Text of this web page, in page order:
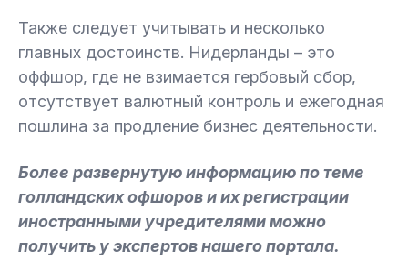
Также следует учитывать и несколько
главных достоинств. Нидерланды – это
оффшор, где не взимается гербовый сбор,
отсутствует валютный контроль и ежегодная
пошлина за продление бизнес деятельности.
Более развернутую информацию по теме
голландских офшоров и их регистрации
иностранными учредителями можно
получить у экспертов нашего портала.